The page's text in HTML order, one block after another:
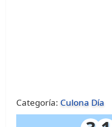
Categoría: Culona Día